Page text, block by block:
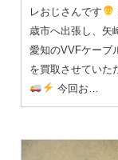
レおじさんです
歳市へ出張し、矢
愛知のVVFケーブ
を買取させていた
今回お…